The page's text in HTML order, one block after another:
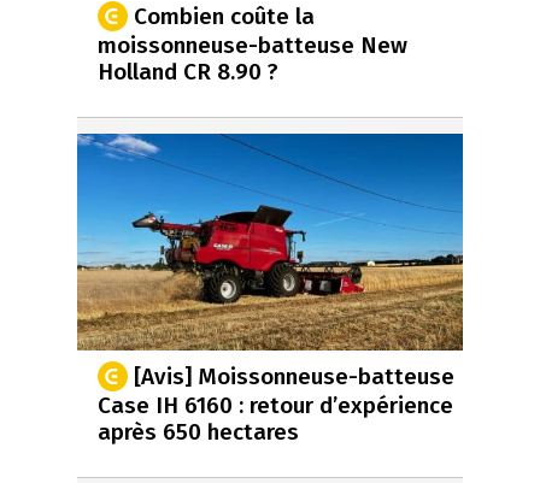
Combien coûte la
moissonneuse-batteuse New
Holland CR 8.90 ?
[Avis] Moissonneuse-batteuse
Case IH 6160 : retour d’expérience
après 650 hectares